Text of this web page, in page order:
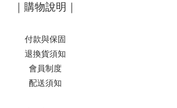
｜購物說明｜
付款與保固
退換貨須知
會員制度
配送須知